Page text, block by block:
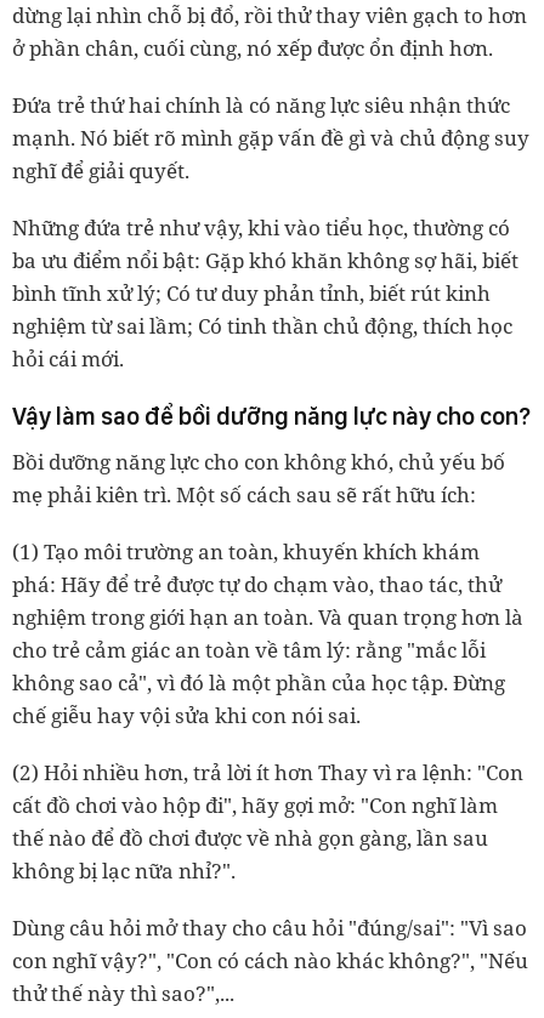
dừng lại nhìn chỗ bị đổ, rồi thử thay viên gạch to hơn
ở phần chân, cuối cùng, nó xếp được ổn định hơn.
Đứa trẻ thứ hai chính là có năng lực siêu nhận thức
mạnh. Nó biết rõ mình gặp vấn đề gì và chủ động suy
nghĩ để giải quyết.
Những đứa trẻ như vậy, khi vào tiểu học, thường có
ba ưu điểm nổi bật: Gặp khó khăn không sợ hãi, biết
bình tĩnh xử lý; Có tư duy phản tỉnh, biết rút kinh
nghiệm từ sai lầm; Có tinh thần chủ động, thích học
hỏi cái mới.
Vậy làm sao để bồi dưỡng năng lực này cho con?
Bồi dưỡng năng lực cho con không khó, chủ yếu bố
mẹ phải kiên trì. Một số cách sau sẽ rất hữu ích:
(1) Tạo môi trường an toàn, khuyến khích khám
phá: Hãy để trẻ được tự do chạm vào, thao tác, thử
nghiệm trong giới hạn an toàn. Và quan trọng hơn là
cho trẻ cảm giác an toàn về tâm lý: rằng "mắc lỗi
không sao cả", vì đó là một phần của học tập. Đừng
chế giễu hay vội sửa khi con nói sai.
(2) Hỏi nhiều hơn, trả lời ít hơn Thay vì ra lệnh: "Con
cất đồ chơi vào hộp đi", hãy gợi mở: "Con nghĩ làm
thế nào để đồ chơi được về nhà gọn gàng, lần sau
không bị lạc nữa nhỉ?".
Dùng câu hỏi mở thay cho câu hỏi "đúng/sai": "Vì sao
con nghĩ vậy?", "Con có cách nào khác không?", "Nếu
thử thế này thì sao?",...